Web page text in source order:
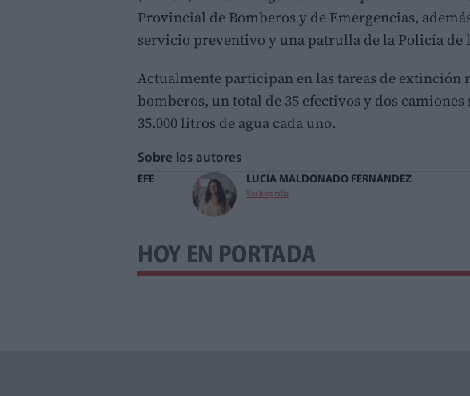
Provincial de Bomberos y de Emergencias,
servicio preventivo y una patrulla de la Policía de
Actualmente participan en las tareas de extinción
bomberos, un total de 35 efectivos y dos
35.000 litros de agua cada uno.
Sobre los autores
EFE LUCÍA MALDONADO FERNÁNDEZ
Ver biografía
HOY EN PORTADA